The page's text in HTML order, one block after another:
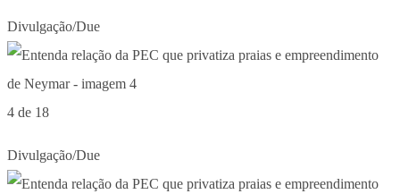
Divulgação/Due
4 de 18
Divulgação/Due